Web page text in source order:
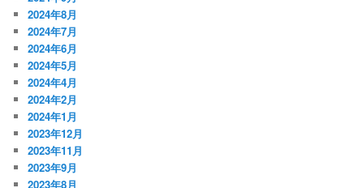
2024年8月
2024年7月
2024年6月
2024年5月
2024年4月
2024年2月
2024年1月
2023年12月
2023年11月
2023年9月
2023年8月